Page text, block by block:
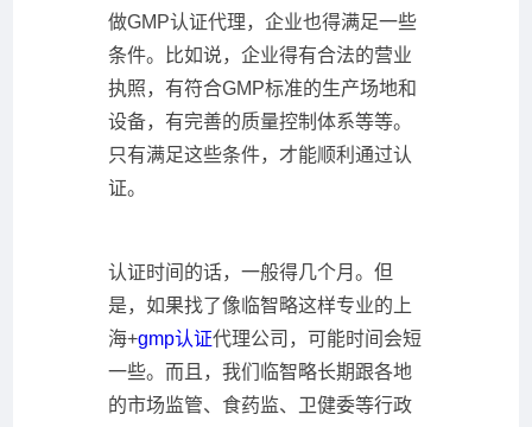
做GMP认证代理，企业也得满足一些
条件。比如说，企业得有合法的营业
执照，有符合GMP标准的生产场地和
设备，有完善的质量控制体系等等。
只有满足这些条件，才能顺利通过认
证。
认证时间的话，一般得几个月。但
是，如果找了像临智略这样专业的上
海+gmp认证代理公司，可能时间会短
一些。而且，我们临智略长期跟各地
的市场监管、食药监、卫健委等行政